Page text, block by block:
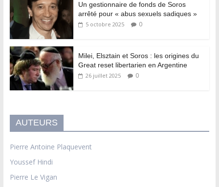
Un gestionnaire de fonds de Soros
arrêté pour « abus sexuels sadiques »
5 octobre 2025 0
Milei, Elsztain et Soros : les origines du
Great reset libertarien en Argentine
26 juillet 2025 0
AUTEURS
Pierre Antoine Plaquevent
Youssef Hindi
Pierre Le Vigan